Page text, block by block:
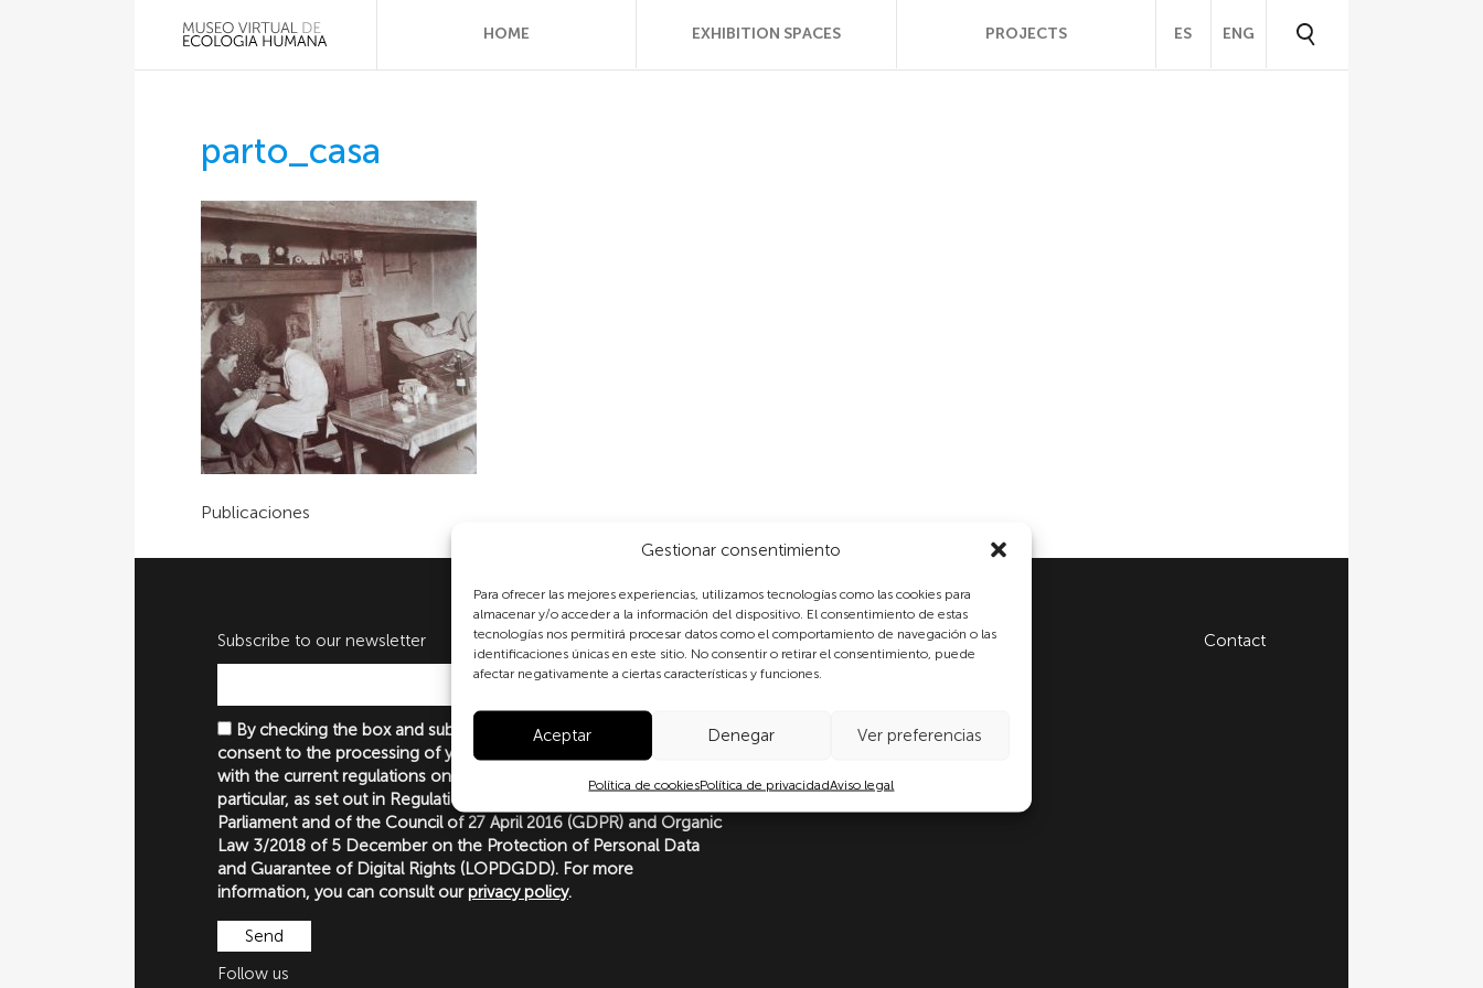
Gestionar consentimiento
Para ofrecer las mejores experiencias, utilizamos tecnologías como las cookies para
almacenar y/o acceder a la información del dispositivo. El consentimiento de estas
tecnologías nos permitirá procesar datos como el comportamiento de navegación o las
identificaciones únicas en este sitio. No consentir o retirar el consentimiento, puede
afectar negativamente a ciertas características y funciones.
Aceptar Denegar Ver preferencias
Política de cookiesPolítica de privacidadAviso legal
HOME EXHIBITION SPACES PROJECTS ES ENG
parto_casa
Publicaciones
Subscribe to our newsletter
By checking the box and submitting this form, you expressly
consent to the processing of your personal data in accordance
with the current regulations on personal data protection, in
particular, as set out in Regulation (EU) 2016/679 of the European
Parliament and of the Council of 27 April 2016 (GDPR) and Organic
Law 3/2018 of 5 December on the Protection of Personal Data
and Guarantee of Digital Rights (LOPDGDD). For more
information, you can consult ourprivacy policy.
Follow us
Contact